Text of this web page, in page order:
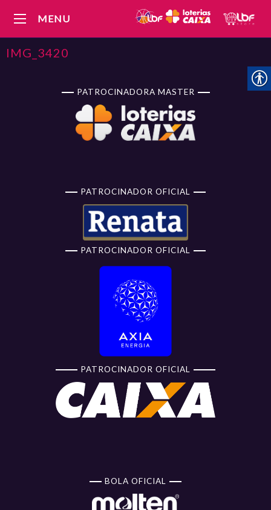
MENU
IMG_3420
PATROCINADORA MASTER
PATROCINADOR OFICIAL
PATROCINADOR OFICIAL
PATROCINADOR OFICIAL
BOLA OFICIAL